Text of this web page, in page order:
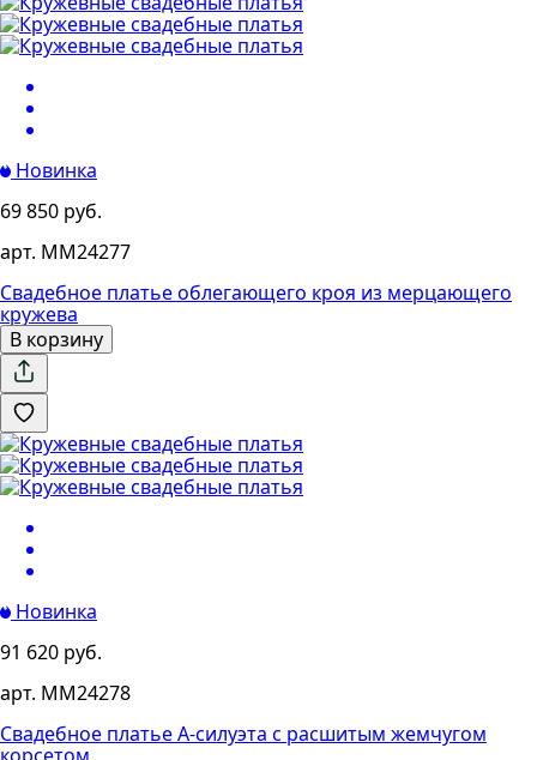
Новинка
69 850 руб.
арт. MM24277
Свадебное платье облегающего кроя из мерцающего
кружева
В корзину
Новинка
91 620 руб.
арт. MM24278
Свадебное платье А-силуэта с расшитым жемчугом